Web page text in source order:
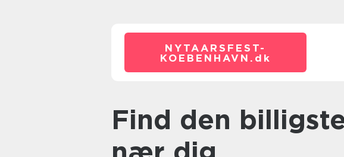
NYTAARSFEST-
KOEBENHAVN. dk
Find den billigste gulvafhøvling